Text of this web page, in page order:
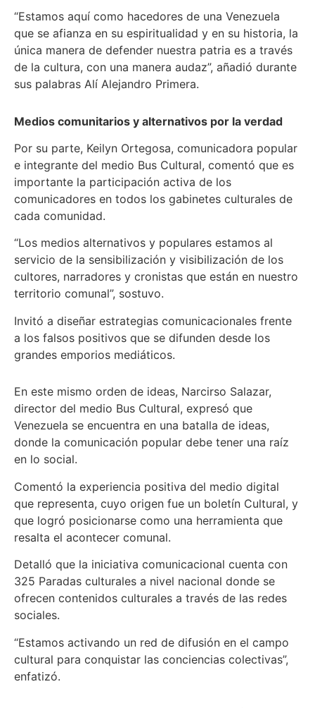
“Estamos aquí como hacedores de una Venezuela
que se afianza en su espiritualidad y en su historia, la
única manera de defender nuestra patria es a través
de la cultura, con una manera audaz”, añadió durante
sus palabras Alí Alejandro Primera.
Medios comunitarios y alternativos por la verdad
Por su parte, Keilyn Ortegosa, comunicadora popular
e integrante del medio Bus Cultural, comentó que es
importante la participación activa de los
comunicadores en todos los gabinetes culturales de
cada comunidad.
“Los medios alternativos y populares estamos al
servicio de la sensibilización y visibilización de los
cultores, narradores y cronistas que están en nuestro
territorio comunal”, sostuvo.
Invitó a diseñar estrategias comunicacionales frente
a los falsos positivos que se difunden desde los
grandes emporios mediáticos.
En este mismo orden de ideas, Narcirso Salazar,
director del medio Bus Cultural, expresó que
Venezuela se encuentra en una batalla de ideas,
donde la comunicación popular debe tener una raíz
en lo social.
Comentó la experiencia positiva del medio digital
que representa, cuyo origen fue un boletín Cultural, y
que logró posicionarse como una herramienta que
resalta el acontecer comunal.
Detalló que la iniciativa comunicacional cuenta con
325 Paradas culturales a nivel nacional donde se
ofrecen contenidos culturales a través de las redes
sociales.
“Estamos activando un red de difusión en el campo
cultural para conquistar las conciencias colectivas”,
enfatizó.